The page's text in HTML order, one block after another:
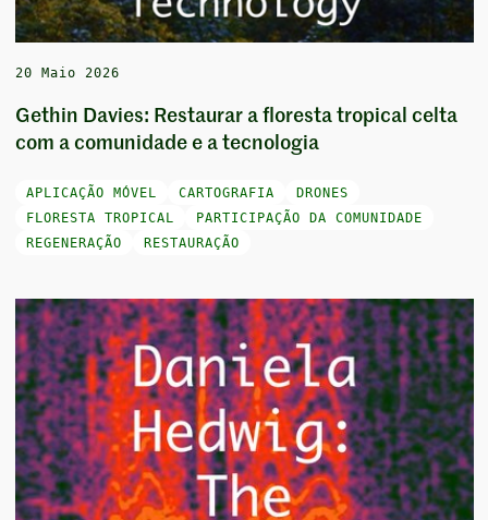
20 Maio 2026
Gethin Davies: Restaurar a floresta tropical celta
com a comunidade e a tecnologia
APLICAÇÃO MÓVEL CARTOGRAFIA
DRONES
FLORESTA TROPICAL
PARTICIPAÇÃO DA COMUNIDADE
REGENERAÇÃO
RESTAURAÇÃO